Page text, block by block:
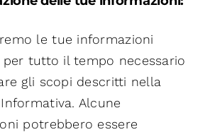
le tue informazioni
per tutto il tempo necessario
gli scopi descritti nella
Alcune
potrebbero essere